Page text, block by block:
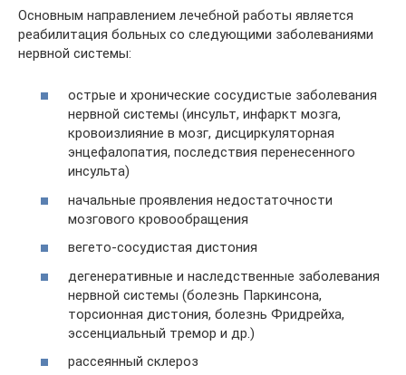
Основным направлением лечебной работы является
реабилитация больных со следующими заболеваниями
нервной системы:
острые и хронические сосудистые заболевания
нервной системы (инсульт, инфаркт мозга,
кровоизлияние в мозг, дисциркуляторная
энцефалопатия, последствия перенесенного
инсульта)
начальные проявления недостаточности
мозгового кровообращения
вегето-сосудистая дистония
дегенеративные и наследственные заболевания
нервной системы (болезнь Паркинсона,
торсионная дистония, болезнь Фридрейха,
эссенциальный тремор и др.)
рассеянный склероз